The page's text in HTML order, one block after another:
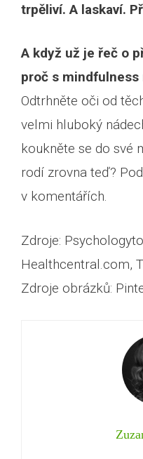
trpěliví. A laskaví.
A když už je řeč o
proč s
Odtrhněte oči od
velmi hluboký
koukněte se do své
rodí zrovna teď?
v komentářích.
Zdroje:
Healthcentral.com,
Zdroje obrázků: